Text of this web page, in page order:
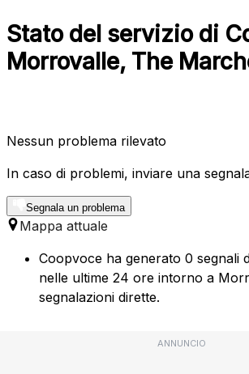
Stato del servizio di
Morrovalle, The
Nessun problema rilevato
In caso di problemi, inviare una
Segnala un problema
Mappa attuale
Coopvoce ha generato 0 segnali
nelle ultime 24 ore intorno a
segnalazioni dirette.
ANNUNCIO